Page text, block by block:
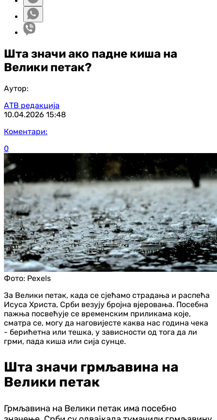
Шта значи ако падне киша на
Велики петак?
Аутор:
АТВ редакција
10.04.2026 15:48
Коментари:
0
Фото: Pexels
За Велики петак, када се сјећамо страдања и распећа
Исуса Христа, Срби везују бројна вјеровања. Посебна
пажња посвећује се временским приликама које,
сматра се, могу да наговијесте каква нас година чека
- берићетна или тешка, у зависности од тога да ли
грми, пада киша или сија сунце.
Шта значи грмљавина на
Велики петак
Грмљавина на Велики петак има посебно